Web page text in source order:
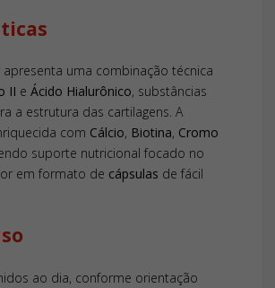
Colágeno Tipo II, Ácido Hialurônico,
vêm na embalagem?
60 cápsulas, o que corresponde a 20
a posologia indicada.
uma combinação técnica
II e Ácido Hialurônico, substâncias
a estrutura das cartilagens. A
com Cálcio, Biotina, Cromo
suporte nutricional focado no
em formato de cápsulas de fácil
ao dia, conforme orientação